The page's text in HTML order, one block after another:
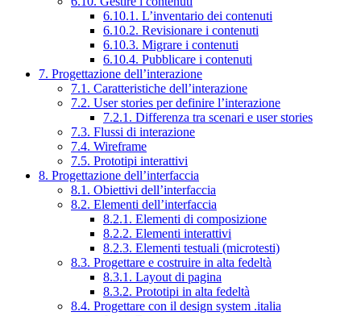
6.10.1. L’inventario dei contenuti
6.10.2. Revisionare i contenuti
6.10.3. Migrare i contenuti
6.10.4. Pubblicare i contenuti
7. Progettazione dell’interazione
7.1. Caratteristiche dell’interazione
7.2. User stories per definire l’interazione
7.2.1. Differenza tra scenari e user stories
7.3. Flussi di interazione
7.4. Wireframe
7.5. Prototipi interattivi
8. Progettazione dell’interfaccia
8.1. Obiettivi dell’interfaccia
8.2. Elementi dell’interfaccia
8.2.1. Elementi di composizione
8.2.2. Elementi interattivi
8.2.3. Elementi testuali (microtesti)
8.3. Progettare e costruire in alta fedeltà
8.3.1. Layout di pagina
8.3.2. Prototipi in alta fedeltà
8.4. Progettare con il design system .italia